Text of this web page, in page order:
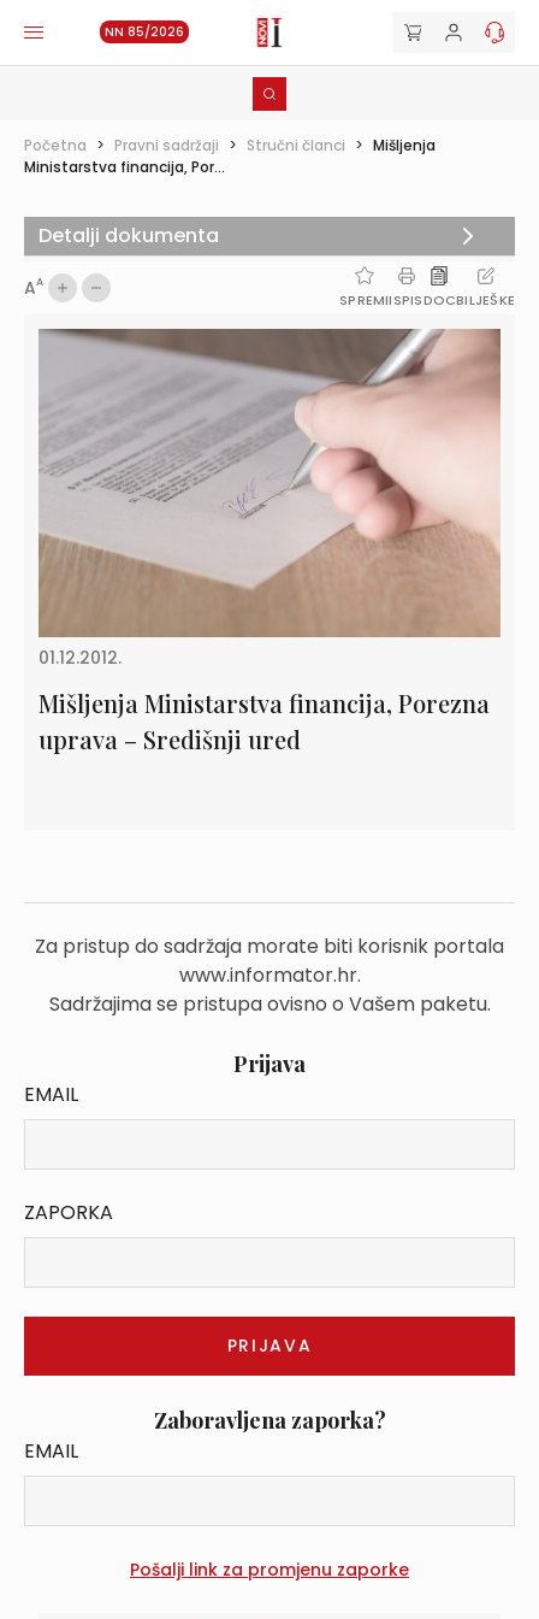
NN 85/2026
Početna > Pravni sadržaji > Stručni članci > Mišljenja
Ministarstva financija, Por...
AA
SPREMIISPISDOCBILJEŠKE
01.12.2012.
Mišljenja Ministarstva financija, Porezna
uprava – Središnji ured
Za pristup do sadržaja morate biti korisnik portala
www.informator.hr.
Sadržajima se pristupa ovisno o Vašem paketu.
Prijava
EMAIL
ZAPORKA
Zaboravljena zaporka?
EMAIL
Detalji dokumenta